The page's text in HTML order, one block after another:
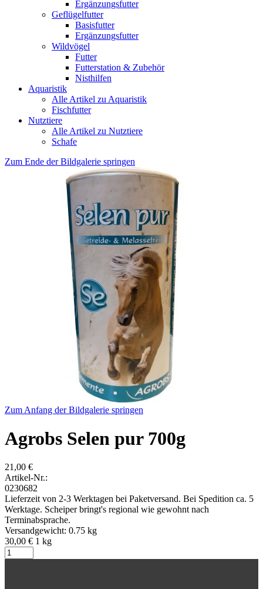
Ergänzungsfutter
Geflügelfutter
Basisfutter
Ergänzungsfutter
Wildvögel
Futter
Futterstation & Zubehör
Nisthilfen
Aquaristik
Alle Artikel zu Aquaristik
Fischfutter
Nutztiere
Alle Artikel zu Nutztiere
Schafe
Zum Ende der Bildgalerie springen
Zum Anfang der Bildgalerie springen
Agrobs Selen pur 700g
21,00 €
Artikel-Nr.:
0230682
Lieferzeit von 2-3 Werktagen bei Paketversand. Bei Spedition ca. 5
Werktage. Scheiper bringt's regional wie gewohnt nach
Terminabsprache.
Versandgewicht: 0.75 kg
30,00 € 1 kg